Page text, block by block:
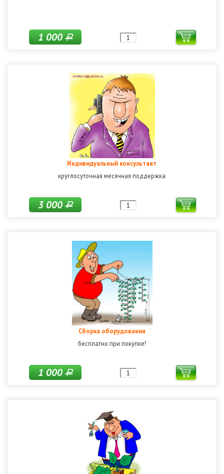
1 000Р
Индивидуальный консультант
круглосуточная месячная поддержка
3 000Р
Сборка оборудования
бесплатно при покупке!
1 000Р